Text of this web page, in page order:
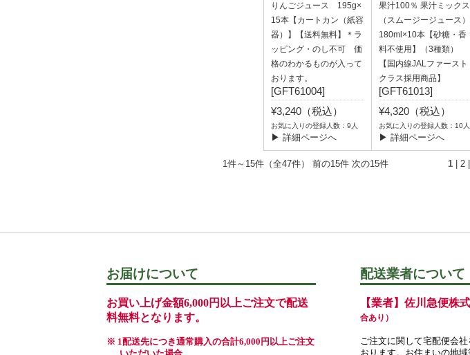
りんごジュース 195g×
15本【カートカン（紙容
器）】【送料無料】＊ラ
ッピング・のし不可 価
格のわかるものが入って
おります。
[GFT61004]
¥3,240（税込）
お気に入りの登録人数：9人
▶ 詳細ページへ
果汁100％ 果汁ミックス
（スムージージュース）
180ml×10本【砂糖・香
料不使用】（3種類）
【国内線JALファースト
クラス採用商品】
[GFT61013]
¥4,320（税込）
お気に入りの登録人数：10人
▶ 詳細ページへ
1件～15件（全47件） 前の15件 次の15件 1 2